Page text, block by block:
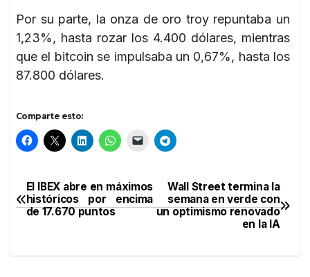
Por su parte, la onza de oro troy repuntaba un
1,23%, hasta rozar los 4.400 dólares, mientras
que el bitcoin se impulsaba un 0,67%, hasta los
87.800 dólares.
Comparte esto:
Navegación
de
Wall Street termina la
semana en verde con
un optimismo renovado
en la IA
El IBEX abre en máximos
históricos por encima
de 17.670 puntos